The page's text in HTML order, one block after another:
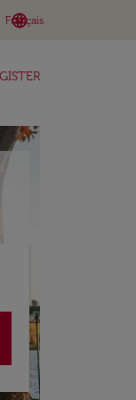
language
Français
keyboard_arrow_down